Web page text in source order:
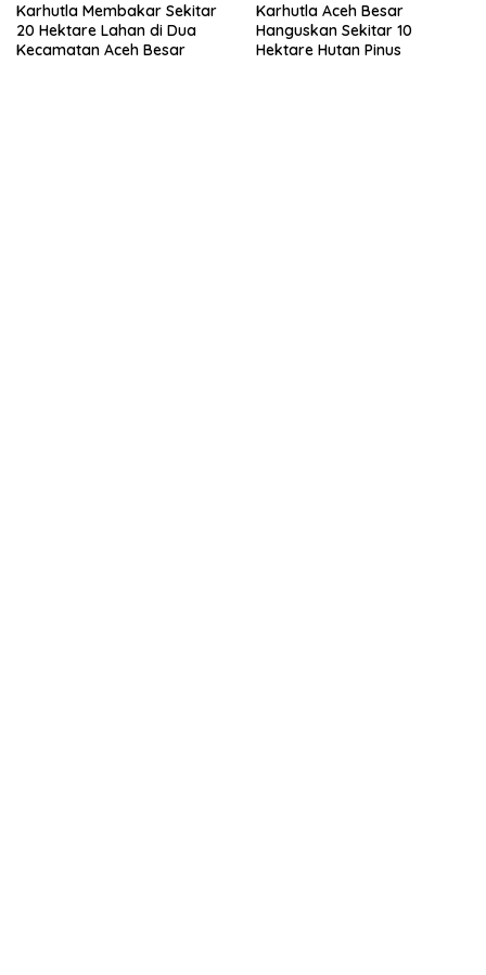
Karhutla Membakar Sekitar
20 Hektare Lahan di Dua
Kecamatan Aceh Besar
Karhutla Aceh Besar
Hanguskan Sekitar 10
Hektare Hutan Pinus